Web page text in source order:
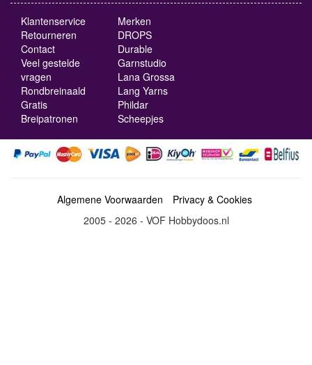
Klantenservice
Retourneren
Contact
Veel gestelde
vragen
Rondbreinaald
Gratis
Breipatronen
Merken
DROPS
Durable
Garnstudio
Lana Grossa
Lang Yarns
Phildar
Scheepjes
Algemene Voorwaarden
Privacy & Cookies
2005 - 2026 - VOF Hobbydoos.nl